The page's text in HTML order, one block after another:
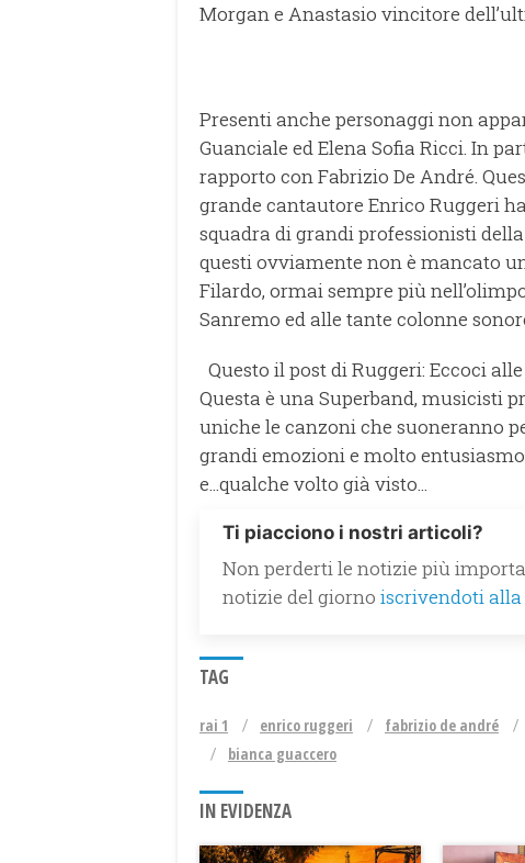
Morgan e Anastasio vincitore
Presenti anche personaggi non
Guanciale ed Elena Sofia Ricci. In
rapporto con Fabrizio De André.
grande cantautore Enrico Ruggeri
squadra di grandi professionisti
questi ovviamente non è mancato
Filardo, ormai sempre più
Sanremo ed alle tante colonne
Questo il post di Ruggeri: Eccoci
Questa è una Superband, musicisti
uniche le canzoni che suoneranno
grandi emozioni e molto
e...qualche volto già visto...
Ti piacciono i nostri articoli?
Non perderti le notizie più
notizie del giorno iscrivendoti alla
TAG
rai 1 enrico ruggeri fabrizio de andré
bianca guaccero
IN EVIDENZA